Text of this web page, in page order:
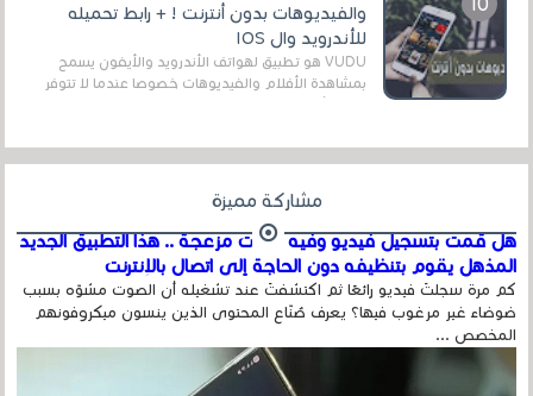
والفيديوهات بدون أنترنت ! + رابط تحميله
للأندرويد وال IOS
VUDU هو تطبيق لهواتف الأندرويد والأيفون يسمح
بمشاهدة الأفلام والفيديوهات خصوصا عندما لا تتوفر
مشاركة مميزة
هل قمت بتسجيل فيديو وفيه أصوت مزعجة .. هذا التطبيق الجديد
المذهل يقوم بتنظيفه دون الحاجة إلى اتصال بالإنترنت
كم مرة سجلتَ فيديو رائعًا ثم اكتشفتَ عند تشغيله أن الصوت مشوّه بسبب
ضوضاء غير مرغوب فيها؟ يعرف صُنّاع المحتوى الذين ينسون ميكروفونهم
المخصص ...